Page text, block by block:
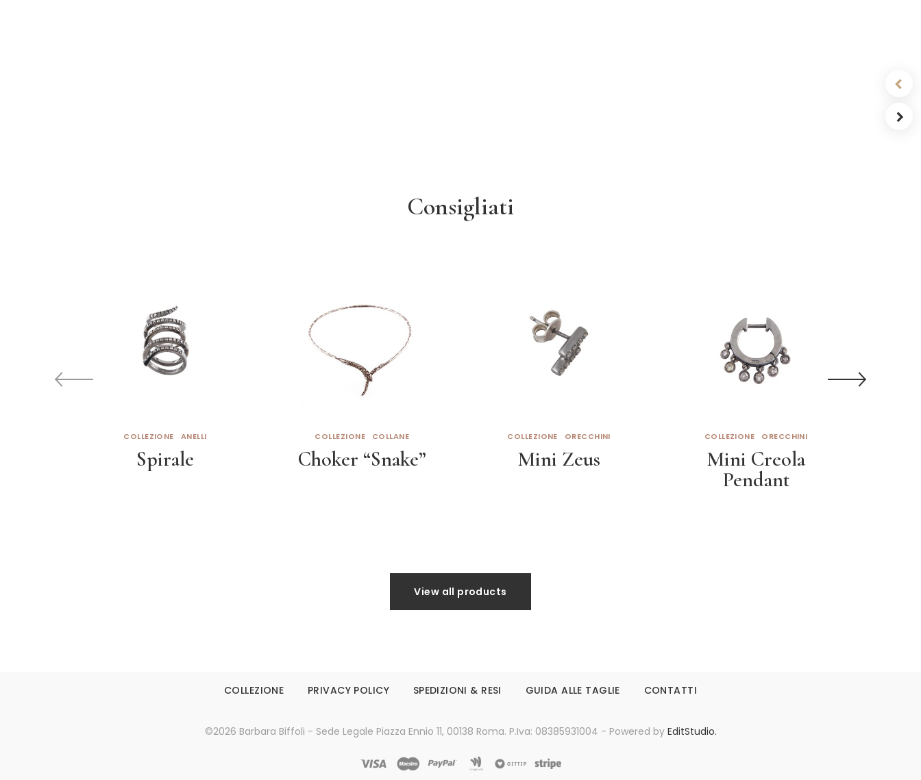
Consigliati
COLLEZIONE ANELLI
Spirale
COLLEZIONE COLLANE
Choker “Snake”
COLLEZIONE ORECCHINI
Mini Zeus
COLLEZIONE ORECCHINI
Mini Creola
Pendant
View all products
COLLEZIONE PRIVACY POLICY SPEDIZIONI & RESI GUIDA ALLE TAGLIE CONTATTI
©2026 Barbara Biffoli - Sede Legale Piazza Ennio 11, 00138 Roma. P.Iva: 08385931004 - Powered by EditStudio.